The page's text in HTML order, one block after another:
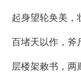
起身望轮奂美，
百堵天以作，斧
层楼架敕书，两